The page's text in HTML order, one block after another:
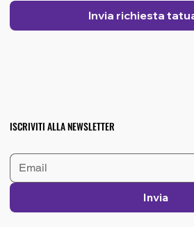
Invia richiesta
ISCRIVITI ALLA NEWSLETTER
Invia